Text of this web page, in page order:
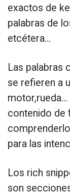
exactos de
palabras de
etcétera…
Las palabras
se refieren a
motor,rueda…
contenido de
para las
Los rich
son